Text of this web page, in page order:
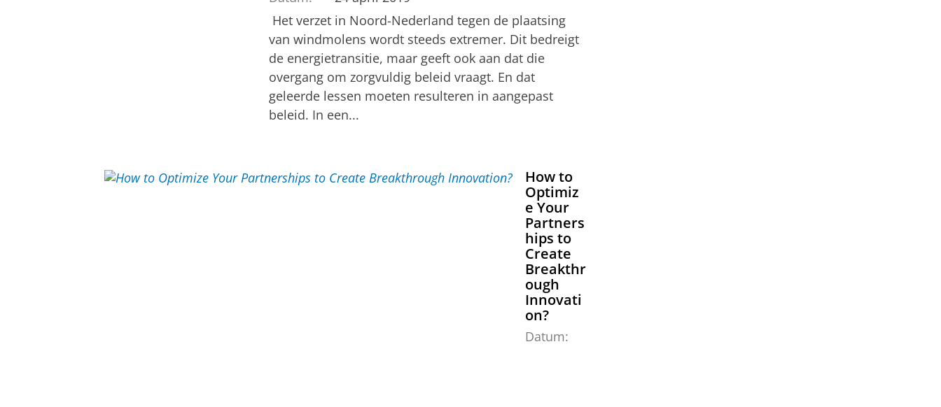
Het verzet in Noord-Nederland tegen de plaatsing
van windmolens wordt steeds extremer. Dit bedreigt
de energietransitie, maar geeft ook aan dat die
overgang om zorgvuldig beleid vraagt. En dat
geleerde lessen moeten resulteren in aangepast
beleid. In een...
How to
Optimiz
e Your
Partners
hips to
Create
Breakthr
ough
Innovati
on?
Datum: